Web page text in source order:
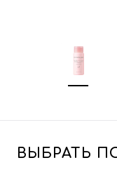
ВЫБРАТЬ